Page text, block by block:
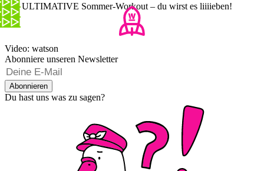
Das ULTIMATIVE Sommer-Workout – du wirst es liiiieben!
Video: watson
Abonniere unseren Newsletter
Abonnieren
Du hast uns was zu sagen?